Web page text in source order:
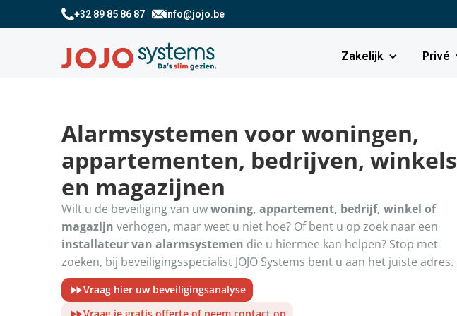
+32 89 85 86 87 info@jojo.be
Zakelijk Privé
Alarmsystemen voor woningen,
appartementen, bedrijven, winkels
en magazijnen
Wilt u de beveiliging van uwwoning, appartement, bedrijf, winkel of
magazijn verhogen, maar weet u niet hoe? Of bent u op zoek naar een
installateur van alarmsystemen die u hiermee kan helpen? Stop met
zoeken, bij beveiligingsspecialist JOJO Systems bent u aan het juiste adres.
Vraag hier uw beveiligingsanalyse